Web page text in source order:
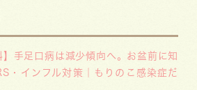
】手足口病は減少傾向へ。お盆前に知
・インフル対策｜もりのこ感染症だ